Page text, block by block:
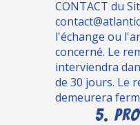
CONTACT du
l'échange ou
concerné. Le
interviendra
de 30 jours. Le
demeurera
5.